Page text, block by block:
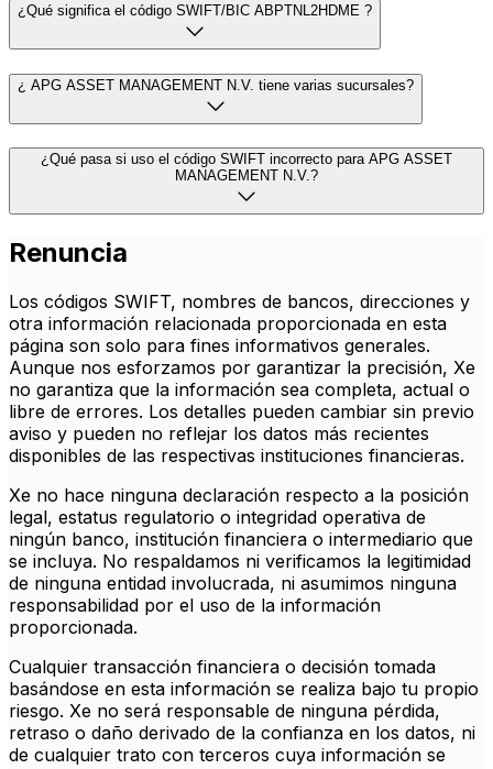
¿Qué significa el código SWIFT/BIC ABPTNL2HDME ?
¿ APG ASSET MANAGEMENT N.V. tiene varias sucursales?
¿Qué pasa si uso el código SWIFT incorrecto para APG ASSET
MANAGEMENT N.V.?
Renuncia
Los códigos SWIFT, nombres de bancos, direcciones y
otra información relacionada proporcionada en esta
página son solo para fines informativos generales.
Aunque nos esforzamos por garantizar la precisión, Xe
no garantiza que la información sea completa, actual o
libre de errores. Los detalles pueden cambiar sin previo
aviso y pueden no reflejar los datos más recientes
disponibles de las respectivas instituciones financieras.
Xe no hace ninguna declaración respecto a la posición
legal, estatus regulatorio o integridad operativa de
ningún banco, institución financiera o intermediario que
se incluya. No respaldamos ni verificamos la legitimidad
de ninguna entidad involucrada, ni asumimos ninguna
responsabilidad por el uso de la información
proporcionada.
Cualquier transacción financiera o decisión tomada
basándose en esta información se realiza bajo tu propio
riesgo. Xe no será responsable de ninguna pérdida,
retraso o daño derivado de la confianza en los datos, ni
de cualquier trato con terceros cuya información se